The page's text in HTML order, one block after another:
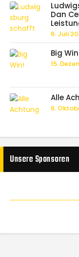
Dan
6. Juli
Big
15.
Alle
6.
Unsere Sponsoren